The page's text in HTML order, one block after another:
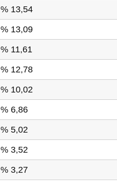
% 13,54
% 13,09
% 11,61
% 12,78
% 10,02
% 6,86
% 5,02
% 3,52
% 3,27